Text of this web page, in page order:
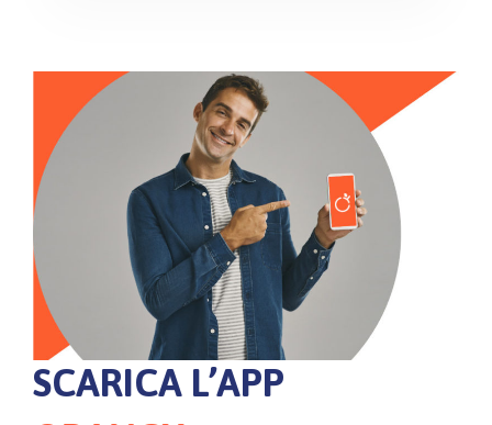
SCARICA L’APP